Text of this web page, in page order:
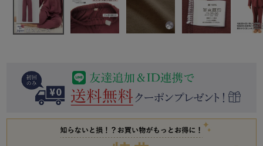
夏 秋
売れ筋ランキング
- Item Ranking -
新着商品
- New Arrival -
すべての生地一覧はこちら
売れ筋ランキング
- Item Ranking -
新着商品
- New Arrival -
目的別でさがす一覧はこちら
すべてのメン
パジャマ
作務衣
羽織・バスロ
上着単品